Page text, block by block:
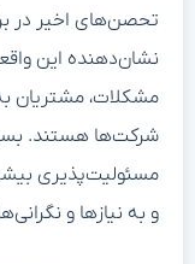
تحصن‌های اخیر در
نشان‌دهنده این
مشکلات، مشتریان
شرکت‌ها هستند.
مسئولیت‌پذیری
و به نیازها و